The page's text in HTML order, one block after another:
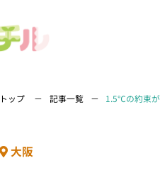
トップ 記事一覧 1.5℃の約束が
大阪